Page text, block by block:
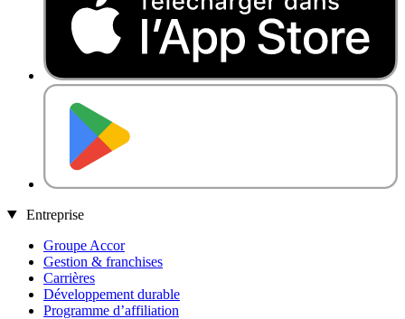
Accor
Android
Entreprise
Groupe Accor
Gestion & franchises
Carrières
Développement durable
Programme d’affiliation